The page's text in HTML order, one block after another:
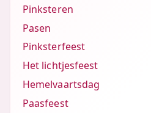
Pinksteren
Pasen
Pinksterfeest
Het lichtjesfeest
Hemelvaartsdag
Paasfeest